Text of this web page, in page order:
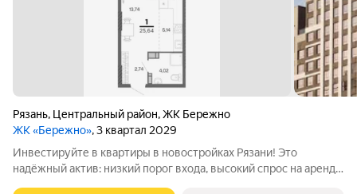
Рязань, Центральный район,ЖК Бережно
ЖК «Бережно», 3 квартал 2029
Инвестируйте в квартиры в новостройках Рязани! Это
надёжный актив: низкий порог входа, высокий спрос на аренду